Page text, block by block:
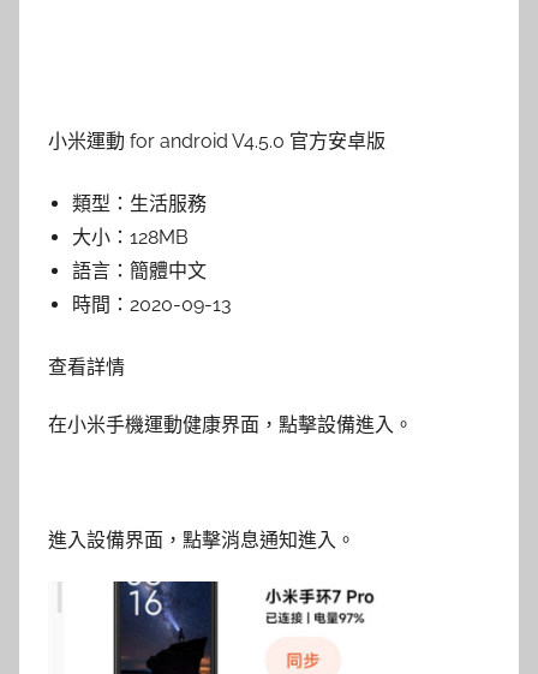
小米運動 for android V4.5.0 官方安卓版
類型：生活服務
大小：128MB
語言：簡體中文
時間：2020-09-13
查看詳情
在小米手機運動健康界面，點擊設備進入。
進入設備界面，點擊消息通知進入。